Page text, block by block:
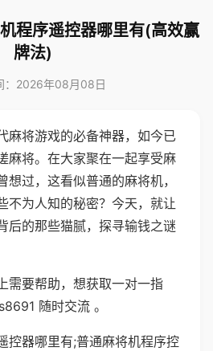
程序遥控器哪里有(高效赢
牌法)
：2026年08月08日
麻将游戏的必备神器，如今已
麻将。在大家聚在一起享受麻
过，这看似普通的麻将机，
不为人知的秘密？今天，就让
后的那些猫腻，探寻输钱之谜
需要帮助，想获取一对一指
随时交流 。
控器哪里有;普通麻将机程序控